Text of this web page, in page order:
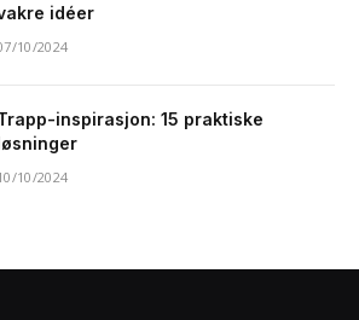
idéer
10/2024
inspirasjon: 15 praktiske
10/2024